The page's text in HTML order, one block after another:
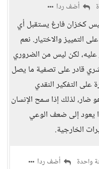
أضف ردا
كخزان فارغ يستقبل أي
التمييز والاختيار. نعم
لكن ليس من الضروري
قادر على تصفية ما يصل
على التفكير النقدي
ضار، لذلك إذا سمح الإنسان
يعود إلى ضعف الوعي
الخارجية.
واحدة
أضف ردا